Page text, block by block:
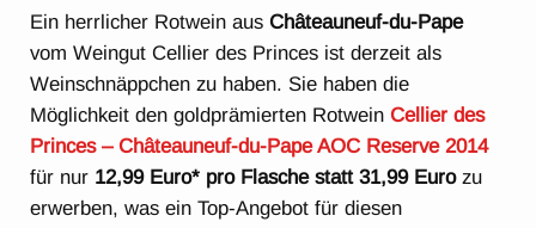
Ein herrlicher Rotwein ausChâteauneuf-du-Pape
vom Weingut Cellier des Princes ist derzeit als
Weinschnäppchen zu haben. Sie haben die
Möglichkeit den goldprämierten RotweinCellier des
Princes – Châteauneuf-du-Pape AOC Reserve 2014
für nur 12,99 Euro* pro Flasche statt 31,99 Eurozu
erwerben, was ein Top-Angebot für diesen